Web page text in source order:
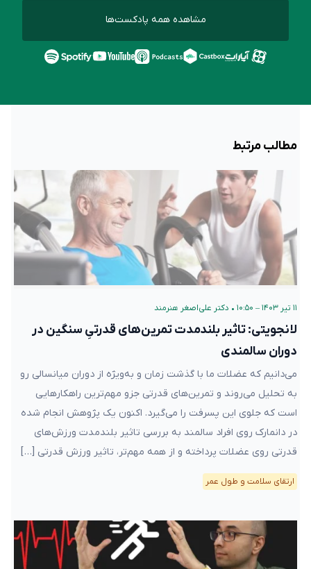
مشاهده همه پادکست‌ها
مطالب مرتبط
۱۱ تیر ۱۴۰۳ – ۱۰:۵۰ • دکتر علی‌اصغر هنرمند
لانجویتی: تاثیر بلند‌مدت تمرین‌های قدرتیِ سنگین در
دوران سالمندی
می‌دانیم که عضلات ما با گذشت زمان و به‌ویژه از دوران میانسالی رو
به تحلیل می‌روند و تمرین‌های قدرتی جزو مهم‌ترین راهکارهایی
است که جلوی این پسرفت را می‌گیرد. اکنون یک پژوهش انجام شده
در دانمارک روی افراد سالمند به بررسی تاثیر بلند‌مدت ورزش‌های
قدرتی روی عضلات پرداخته و از همه مهم‌تر، تاثیر ورزش قدرتی […]
ارتقای سلامت و طول عمر